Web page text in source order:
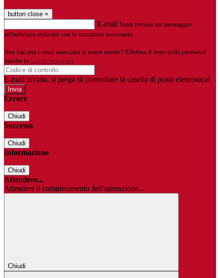
button close ×
E-mail Verrà inviato un messaggio
all'indirizzo indicato con le istruzioni necessarie.
Non hai una e-mail associata al nome utente? Effettua il reset della password
tramite la Login Spaggiari
E-mail inviata, si prega di controllare la casella di posta elettronica!
Errore
Chiudi
Successo
Chiudi
Informazione
Chiudi
Attendere...
Attendere il completamento dell'operazione...
Chiudi